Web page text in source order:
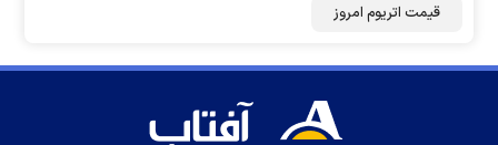
قیمت اتریوم امروز